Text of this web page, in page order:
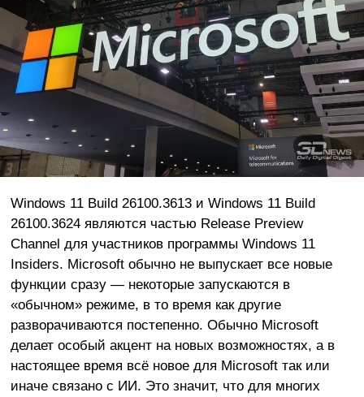
Windows 11 Build 26100.3613 и Windows 11 Build
26100.3624 являются частью Release Preview
Channel для участников программы Windows 11
Insiders. Microsoft обычно не выпускает все новые
функции сразу — некоторые запускаются в
«обычном» режиме, в то время как другие
разворачиваются постепенно. Обычно Microsoft
делает особый акцент на новых возможностях, а в
настоящее время всё новое для Microsoft так или
иначе связано с ИИ. Это значит, что для многих